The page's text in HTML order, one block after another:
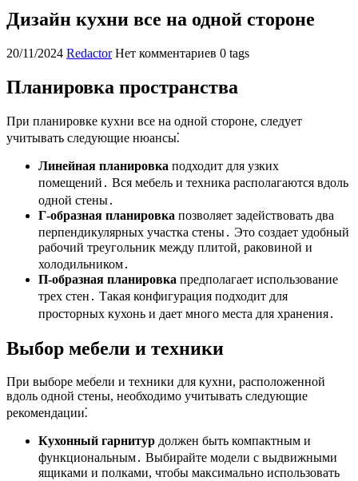
Дизайн кухни все на одной стороне
20/11/2024 Redactor Нет комментариев 0 tags
Планировка пространства
При планировке кухни все на одной стороне, следует
учитывать следующие нюансы⁚
Линейная планировка подходит для узких
помещений․ Вся мебель и техника располагаются вдоль
одной стены․
Г-образная планировка позволяет задействовать два
перпендикулярных участка стены․ Это создает удобный
рабочий треугольник между плитой, раковиной и
холодильником․
П-образная планировка предполагает использование
трех стен․ Такая конфигурация подходит для
просторных кухонь и дает много места для хранения․
Выбор мебели и техники
При выборе мебели и техники для кухни, расположенной
вдоль одной стены, необходимо учитывать следующие
рекомендации⁚
Кухонный гарнитур должен быть компактным и
функциональным․ Выбирайте модели с выдвижными
ящиками и полками, чтобы максимально использовать